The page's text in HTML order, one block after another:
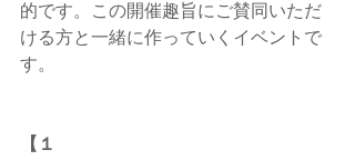
的です。この開催趣旨にご賛同いただ
ける方と一緒に作っていくイベントで
す。
【１